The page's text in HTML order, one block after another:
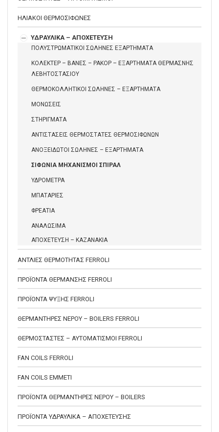
ΗΛΙΑΚΟΙ ΘΕΡΜΟΣΙΦΩΝΕΣ
ΥΔΡΑΥΛΙΚΑ – ΑΠΟΧΕΤΕΥΣΗ
ΠΟΛΥΣΤΡΩΜΑΤΙΚΟΙ ΣΩΛΗΝΕΣ ΕΞΑΡΤΗΜΑΤΑ
ΚΟΛΕΚΤΕΡ – ΒΑΝΕΣ – ΡΑΚΟΡ – ΕΞΑΡΤΗΜΑΤΑ ΘΕΡΜΑΣΝΗΣ
ΛΕΒΗΤΟΣΤΑΣΙΟΥ
ΘΕΡΜΟΚΟΛΛΗΤΙΚΟΙ ΣΩΛΗΝΕΣ – ΕΞΑΡΤΗΜΑΤΑ
ΜΟΝΩΣΕΙΣ
ΣΤΗΡΙΓΜΑΤΑ
ΑΝΤΙΣΤΑΣΕΙΣ ΘΕΡΜΟΣΤΑΤΕΣ ΘΕΡΜΟΣΙΦΩΝΩΝ
ΑΝΟΞΕΙΔΩΤΟΙ ΣΩΛΗΝΕΣ – ΕΞΑΡΤΗΜΑΤΑ
ΣΙΦΩΝΙΑ ΜΗΧΑΝΙΣΜΟΙ ΣΠΙΡΑΛ
ΥΔΡΟΜΕΤΡΑ
ΜΠΑΤΑΡΙΕΣ
ΦΡΕΑΤΙΑ
ΑΝΑΛΩΣΙΜΑ
ΑΠΟΧΕΤΕΥΣΗ – ΚΑΖΑΝΑΚΙΑ
ΑΝΤΛΙΕΣ ΘΕΡΜΟΤΗΤΑΣ FERROLI
ΠΡΟΪΟΝΤΑ ΘΕΡΜΑΝΣΗΣ FERROLI
ΠΡΟΪΟΝΤΑ ΨΥΞΗΣ FERROLI
ΘΕΡΜΑΝΤΗΡΕΣ ΝΕΡΟΥ – BOILERS FERROLI
ΘΕΡΜΟΣΤΑΣΤΕΣ – ΑΥΤΟΜΑΤΙΣΜΟΙ FERROLI
FAN COILS FERROLI
FAN COILS EMMETI
ΠΡΟΪΟΝΤΑ ΘΕΡΜΑΝΤΗΡΕΣ ΝΕΡΟΥ – BOILERS
ΠΡΟΪΟΝΤΑ ΥΔΡΑΥΛΙΚΑ – ΑΠΟΧΕΤΕΥΣΗΣ